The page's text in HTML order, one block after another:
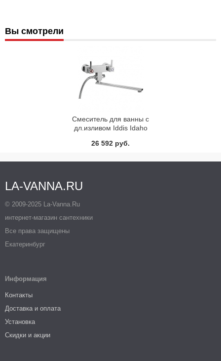
Вы смотрели
Смеситель для ванны с
дл.изливом Iddis Idaho
26 592 руб.
LA-VANNA.RU
© 2009-2025 La-Vanna.Ru
интернет-магазин сантехники
Все права защищены
Екатеринбург
Информация
Контакты
Доставка и оплата
Установка
Скидки и акции